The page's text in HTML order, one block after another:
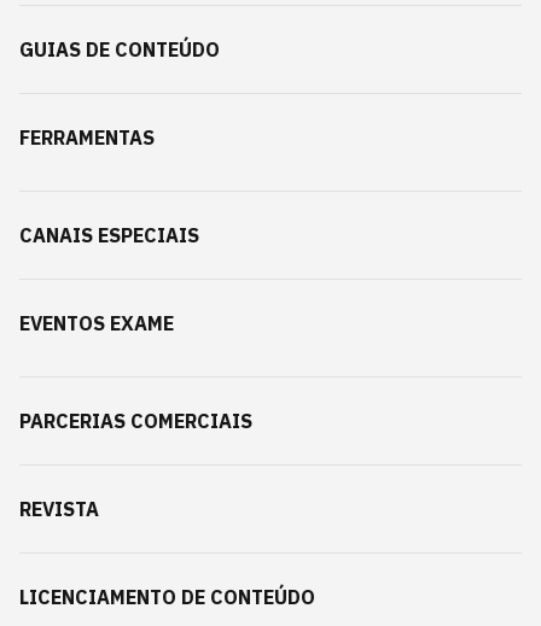
GUIAS DE CONTEÚDO
FERRAMENTAS
CANAIS ESPECIAIS
EVENTOS EXAME
PARCERIAS COMERCIAIS
REVISTA
LICENCIAMENTO DE CONTEÚDO